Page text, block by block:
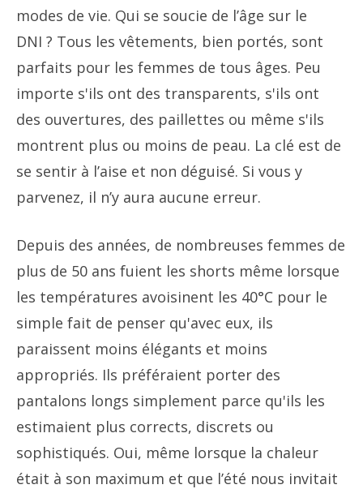
modes de vie. Qui se soucie de l’âge sur le
DNI ? Tous les vêtements, bien portés, sont
parfaits pour les femmes de tous âges. Peu
importe s'ils ont des transparents, s'ils ont
des ouvertures, des paillettes ou même s'ils
montrent plus ou moins de peau. La clé est de
se sentir à l’aise et non déguisé. Si vous y
parvenez, il n’y aura aucune erreur.
Depuis des années, de nombreuses femmes de
plus de 50 ans fuient les shorts même lorsque
les températures avoisinent les 40°C pour le
simple fait de penser qu'avec eux, ils
paraissent moins élégants et moins
appropriés. Ils préféraient porter des
pantalons longs simplement parce qu'ils les
estimaient plus corrects, discrets ou
sophistiqués. Oui, même lorsque la chaleur
était à son maximum et que l’été nous invitait